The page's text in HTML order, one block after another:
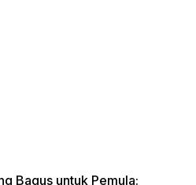
Bagus untuk Pemula: